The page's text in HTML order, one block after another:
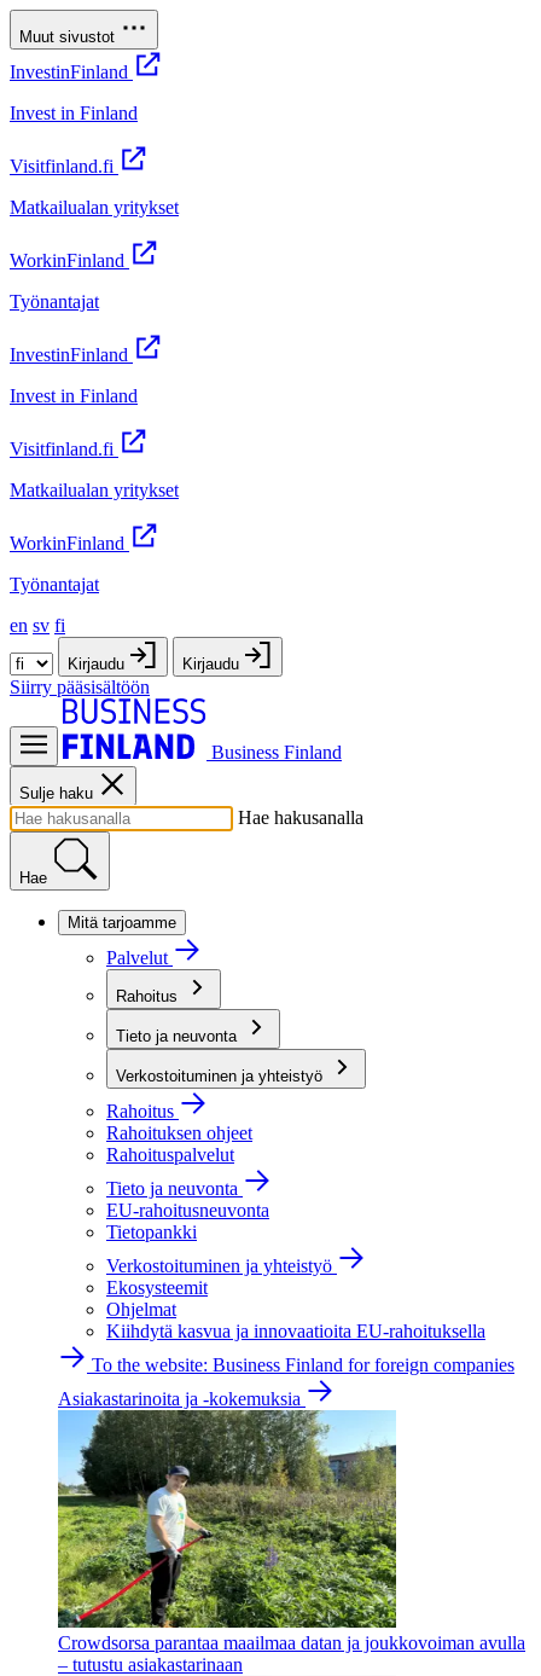
Muut sivustot
InvestinFinland
Invest in Finland
Visitfinland.fi
Matkailualan yritykset
WorkinFinland
Työnantajat
InvestinFinland
Invest in Finland
Visitfinland.fi
Matkailualan yritykset
WorkinFinland
Työnantajat
en sv fi
Kirjaudu Kirjaudu
Siirry pääsisältöön
Business Finland
Sulje haku
Hae hakusanalla
Hae
Mitä tarjoamme
Palvelut
Rahoitus
Tieto ja neuvonta
Verkostoituminen ja yhteistyö
Rahoitus
Rahoituksen ohjeet
Rahoituspalvelut
Tieto ja neuvonta
EU-rahoitusneuvonta
Tietopankki
Verkostoituminen ja yhteistyö
Ekosysteemit
Ohjelmat
Kiihdytä kasvua ja innovaatioita EU-rahoituksella
To the website: Business Finland for foreign companies
Asiakastarinoita ja -kokemuksia
Crowdsorsa parantaa maailmaa datan ja joukkovoiman avulla
– tutustu asiakastarinaan